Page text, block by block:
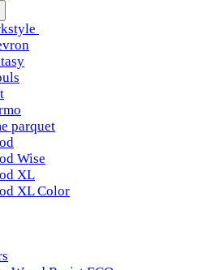
parquet
Wise
XL
XL Color